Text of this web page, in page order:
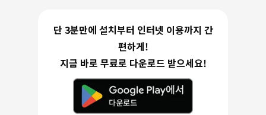
단 3분만에 설치부터 인터넷 이용까지 간
편하게!
지금 바로 무료로 다운로드 받으세요!